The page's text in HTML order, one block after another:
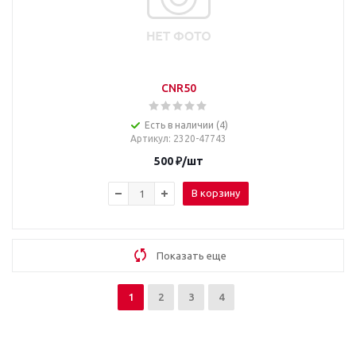
CNR50
Есть в наличии (4)
Артикул: 2320-47743
500₽/шт
В корзину
Показать еще
1 2 3 4